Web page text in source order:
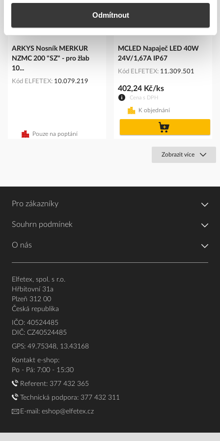
Odmítnout
ARKYS Nosník MERKUR
NZMC 200 "SZ" - pro žlab
10...
Kód ELFETEX 10.079.219
Pouze na poptání
MCLED Napaječ LED 40W
24V/1,67A IP67
Kód ELFETEX 11.309.501
Cena s DPH
402,24 Kč/ks
K objednání
Zobrazit více
Pro zákazníky
Souhrn podmínek
O nás
Elfetex, spol. s r.o.
Hřbitovní 31a
Plzeň 312 00
Česká republika
IČO: 40524485
DIČ: CZ40524485
GPS: 49.75348, 13.43168
Kontakt e-shop:
Po - Pá: 7:00 - 15:30
Referent: 377 432 365
Technická podpora: 377 432 311
E-mail: eshop@elfetex.cz